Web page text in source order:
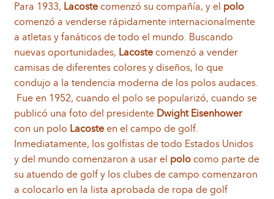
Para 1933, Lacostecomenzó su compañía, y el polo
comenzó a venderse rápidamente internacionalmente
a atletas y fanáticos de todo el mundo. Buscando
nuevas oportunidades, Lacostecomenzó a vender
camisas de diferentes colores y diseños, lo que
condujo a la tendencia moderna de los polos audaces.
Fue en 1952, cuando el polo se popularizó, cuando se
publicó una foto del presidente Dwight Eisenhower
con un polo Lacosteen el campo de golf.
Inmediatamente, los golfistas de todo Estados Unidos
y del mundo comenzaron a usar el polocomo parte de
su atuendo de golf y los clubes de campo comenzaron
a colocarlo en la lista aprobada de ropa de golf